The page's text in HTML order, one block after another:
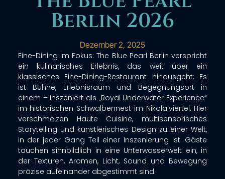
Berlin 2026
Dezember 2, 2025
Fine-Dining im Fokus: The Blue Pearl Berlin verspricht
ein kulinarisches Erlebnis, das weit über ein
klassisches Fine-Dining-Restaurant hinausgeht: Es
ist Bühne, Erlebnisraum und Begegnungsort in
einem – inszeniert als „Royal Underwater Experience“
im historischen Schwalbennest im Nikolaiviertel. Hier
verschmelzen Haute Cuisine, multisensorisches
Storytelling und künstlerisches Design zu einer Welt,
in der jeder Gang Teil einer Inszenierung ist. Gäste
tauchen sinnbildlich in eine Unterwasserwelt ein, in
der Texturen, Aromen, Licht, Sound und Bewegung
präzise aufeinander abgestimmt sind.